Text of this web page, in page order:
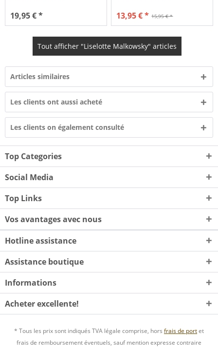
19,95 € * 15,95 € *
13,95 € *
Tout afficher "Liselotte Malkowsky" articles
Articles similaires
Les clients ont aussi acheté
Les clients on également consulté
Top Categories
Social Media
Top Links
Vos avantages avec nous
Hotline assistance
Assistance boutique
Informations
Acheter excellente!
* Tous les prix sont indiqués TVA légale comprise, hors frais de portet
frais de remboursement éventuels, sauf mention expresse contraire